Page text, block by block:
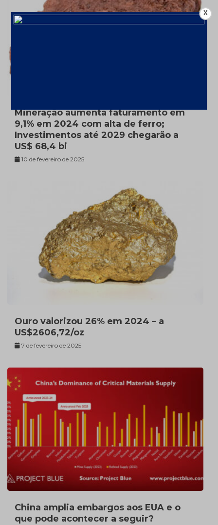
Mineração aumenta faturamento em
9,1% em 2024 com alta de ferro;
Investimentos até 2029 chegarão a
US$ 68,4 bi
10 de fevereiro de 2025
Ouro valorizou 26% em 2024 – a
US$2606,72/oz
7 de fevereiro de 2025
China amplia embargos aos EUA e o
que pode acontecer a seguir?
X